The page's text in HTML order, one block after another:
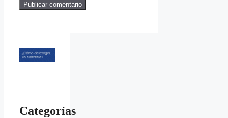
Categorías